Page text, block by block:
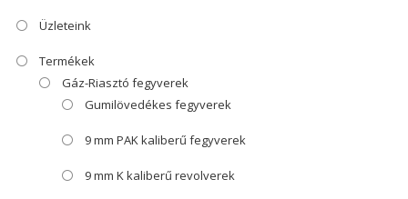
Üzleteink
Termékek
Gáz-Riasztó fegyverek
Gumilövedékes fegyverek
9 mm PAK kaliberű fegyverek
9 mm K kaliberű revolverek